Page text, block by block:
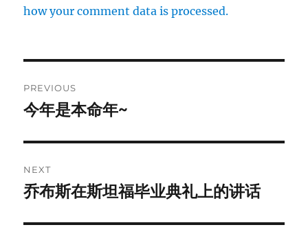
how your comment data is processed.
navigation
PREVIOUS
Previous
今年是本命年~
NEXT
Next
乔布斯在斯坦福毕业典礼上的讲话